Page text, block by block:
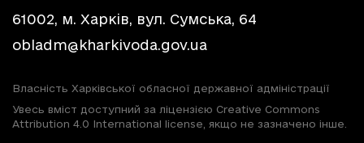
61002, м. Харків, вул. Сумська, 64
obladm@kharkivoda.gov.ua
Власність Харківської обласної державної адміністрації
Увесь вміст доступний за ліцензією Creative Commons
Attribution 4.0 International license, якщо не зазначено інше.